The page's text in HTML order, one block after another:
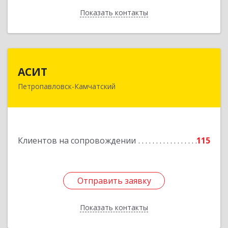
Показать контакты
Назад
АСИТ
Петропавловск-Камчатский
Клиентов на сопровождении 115
Отправить заявку
Показать контакты
683031, Камчатский край, Петропавловск-
Подробнее
Отправить заявку
Назад